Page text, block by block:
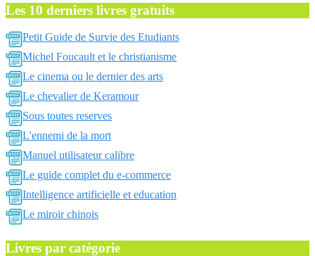
Les 10 derniers livres gratuits
Petit Guide de Survie des Etudiants
Michel Foucault et le christianisme
Le cinema ou le dernier des arts
Le chevalier de Keramour
Sous toutes reserves
L'ennemi de la mort
Manuel utilisateur calibre
Le guide complet du e-commerce
Intelligence artificielle et education
Le miroir chinois
Livres par catégorie